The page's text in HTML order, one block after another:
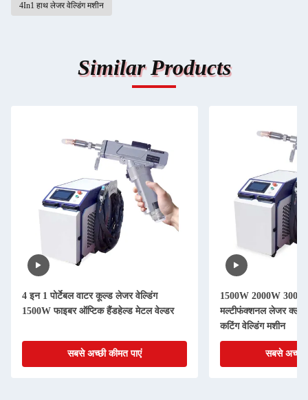
4In1 हाथ लेजर वेल्डिंग मशीन
Similar Products
4 इन 1 पोर्टेबल वाटर कूल्ड लेजर वेल्डिंग
1500W फाइबर ऑप्टिक हैंडहेल्ड मेटल वेल्डर
सबसे अच्छी कीमत पाएं
1500W 2000W
मल्टीफंक्शनल लेजर
कटिंग वेल्डिंग मशीन
सबसे अच्छी